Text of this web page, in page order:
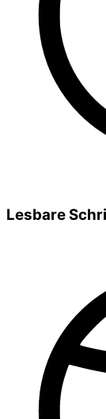
Lesbare